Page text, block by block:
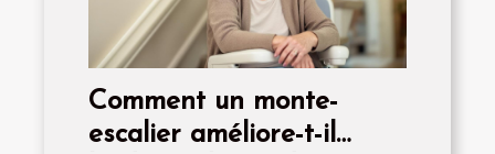
Comment un monte-
escalier améliore-t-il